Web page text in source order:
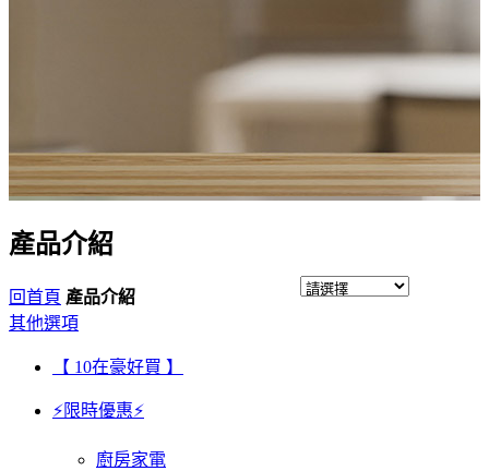
產品介紹
回首頁 產品介紹
其他選項
【 10在豪好買 】
⚡限時優惠⚡
廚房家電